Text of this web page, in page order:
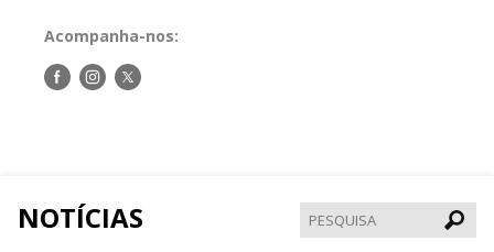
Acompanha-nos:
Siga-Siga-Siga-
NOTÍCIAS